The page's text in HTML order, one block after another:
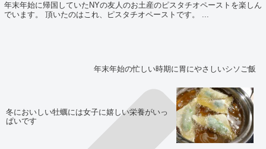
年末年始に帰国していたNYの友人のお土産のピスタチオペーストを楽しん
でいます。 頂いたのはこれ、ピスタチオペーストです。 ...
年末年始の忙しい時期に胃にやさしいシソご飯
冬においしい牡蠣には女子に嬉しい栄養がいっ
ぱいです